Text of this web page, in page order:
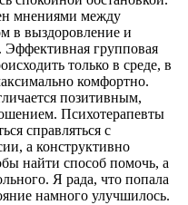
мнениями между
в выздоровление и
групповая
только в среде, в
комфортно.
позитивным,
Психотерапевты
справляться с
а конструктивно
найти способ помочь, а
Я рада, что попала
намного улучшилось.